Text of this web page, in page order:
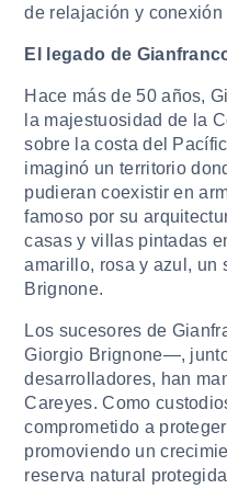
de relajación y
El legado de
Hace más de 50 años,
la majestuosidad de la
sobre la costa del
imaginó un territorio
pudieran coexistir en
famoso por su
casas y villas pintadas
amarillo, rosa y azul, un
Brignone.
Los sucesores de
Giorgio Brignone—,
desarrolladores, han
Careyes. Como
comprometido a
promoviendo un
reserva natural